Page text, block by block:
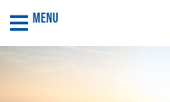
Menu